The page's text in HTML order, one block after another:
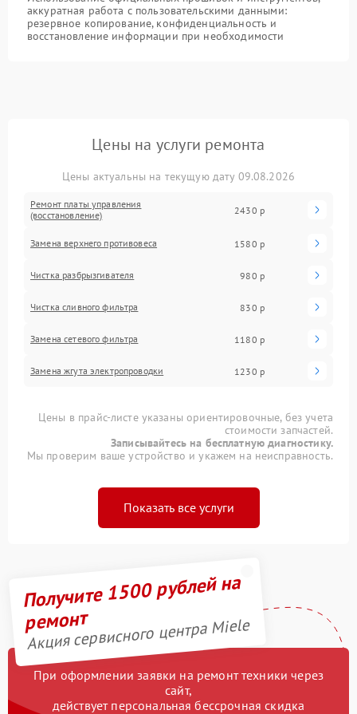
аккуратная работа с пользовательскими данными:
резервное копирование, конфиденциальность и
восстановление информации при необходимости
Цены на услуги ремонта
Цены актуальны на текущую дату 09.08.2026
Ремонт платы управления
(восстановление)
2430 р
Замена верхнего противовеса 1580 р
Чистка разбрызгивателя 980 р
Чистка сливного фильтра 830 р
Замена сетевого фильтра 1180 р
Замена жгута электропроводки 1230 р
Цены в прайс-листе указаны ориентировочные, без учета
стоимости запчастей.
Записывайтесь на бесплатную диагностику.
Мы проверим ваше устройство и укажем на неисправность.
Показать все услуги
Получите 1500 рублей на
ремонт
Акция сервисного центра Miele
При оформлении заявки на ремонт техники через
сайт,
действует персональная бессрочная скидка